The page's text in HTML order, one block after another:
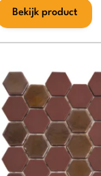
Bekijk product